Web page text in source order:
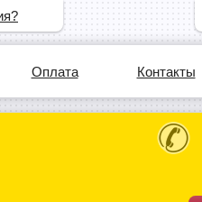
Оплата Контакты